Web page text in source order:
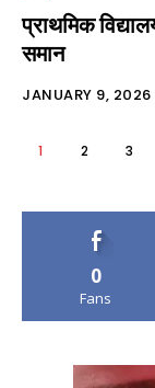
प्राथमिक
समान
JANUARY 9, 2026
1 2 3
0
Fans